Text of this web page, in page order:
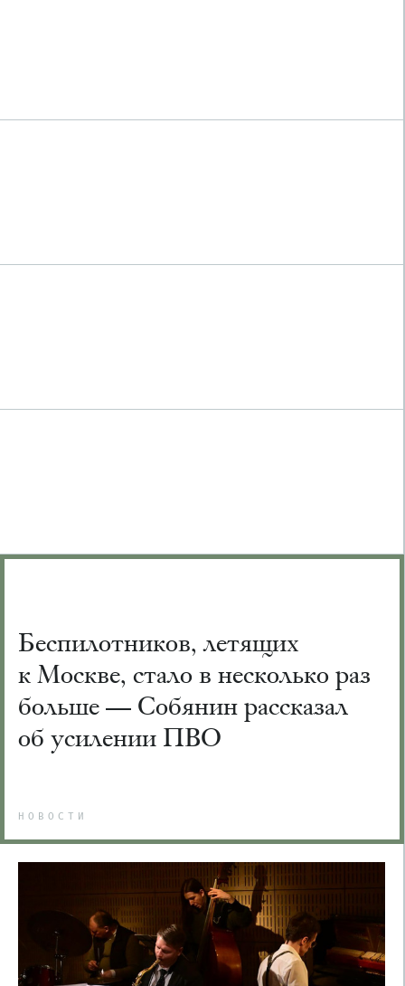
Беспилотников, летящих
к Москве, стало в несколько раз
больше — Собянин рассказал
об усилении ПВО
НОВОСТИ